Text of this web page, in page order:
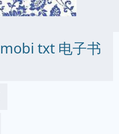
txt 电子书